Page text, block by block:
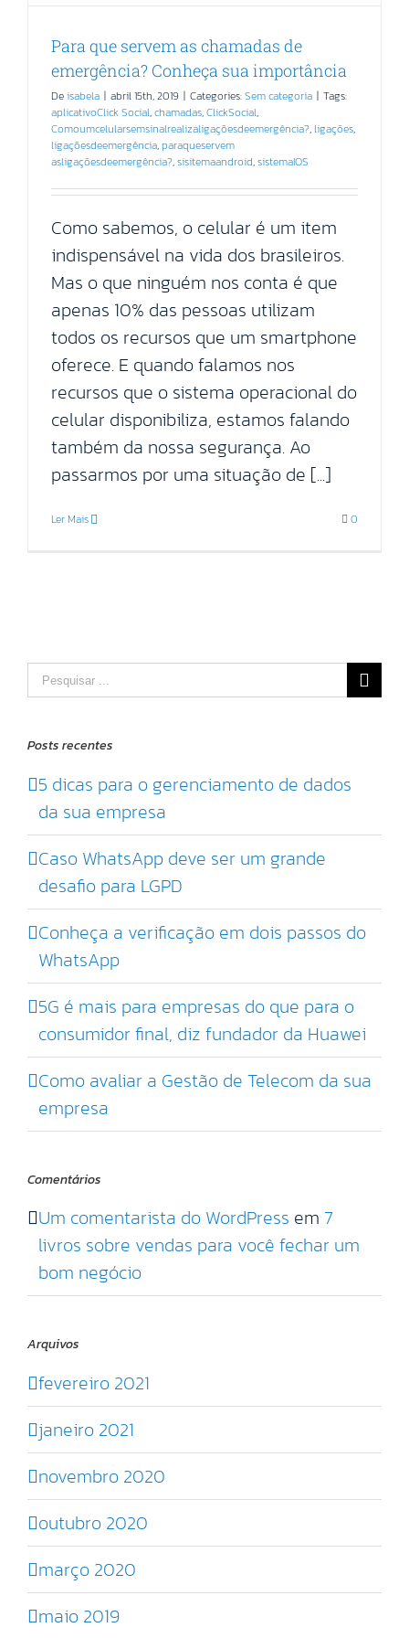
Para que servem as chamadas de
emergência? Conheça sua importância
Deisabela | abril 15th, 2019 | Categories:Sem categoria | Tags:
aplicativoClick Social,chamadas,ClickSocial,
Comoumcelularsemsinalrealizaligaçõesdeemergência?, ligações,
ligaçõesdeemergência, paraqueservem
asligaçõesdeemergência?,sisitemaandroid,sistemaIOS
Como sabemos, o celular é um item
indispensável na vida dos brasileiros.
Mas o que ninguém nos conta é que
apenas 10% das pessoas utilizam
todos os recursos que um smartphone
oferece. E quando falamos nos
recursos que o sistema operacional do
celular disponibiliza, estamos falando
também da nossa segurança. Ao
passarmos por uma situação de [...]
Ler Mais 0
Pesquisar
por:
Posts recentes
5 dicas para o gerenciamento de dados
da sua empresa
Caso WhatsApp deve ser um grande
desafio para LGPD
Conheça a verificação em dois passos do
WhatsApp
5G é mais para empresas do que para o
consumidor final, diz fundador da Huawei
Como avaliar a Gestão de Telecom da sua
empresa
Comentários
Um comentarista do WordPress em 7
livros sobre vendas para você fechar um
bom negócio
Arquivos
fevereiro 2021
janeiro 2021
novembro 2020
outubro 2020
março 2020
maio 2019